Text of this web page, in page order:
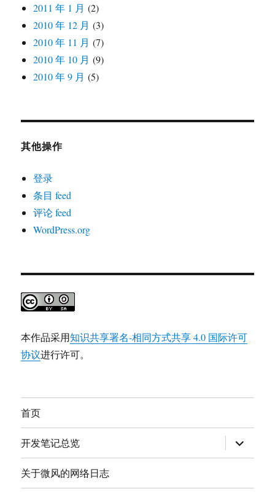
2011 年 1 月 (2)
2010 年 12 月 (3)
2010 年 11 月 (7)
2010 年 10 月 (9)
2010 年 9 月 (5)
其他操作
登录
条目 feed
评论 feed
WordPress.org
本作品采用知识共享署名-相同方式共享 4.0 国际许可
协议进行许可。
首页
开发笔记总览 展
开
子
关于微风的网络日志